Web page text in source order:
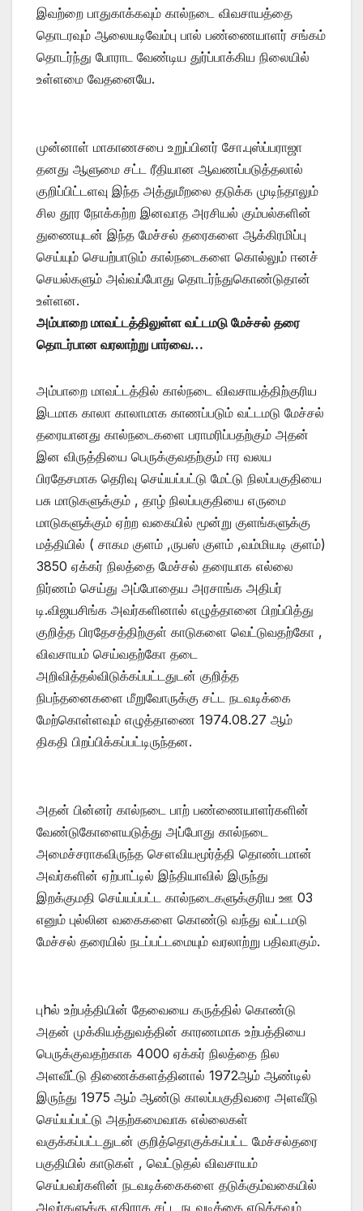
இவற்றை பாதுகாக்கவும் கால்நடை விவசாயத்தை
தொடரவும் ஆலையடிவேம்பு பால் பண்ணையாளர் சங்கம்
தொடர்ந்து போராட வேண்டிய துர்ப்பாக்கிய நிலையில்
உள்ளமை வேதனையே.
முன்னாள் மாகாணசபை உறுப்பினர் சோ.புஸ்ப்பராஜா
தனது ஆளுமை சட்ட ரீதியான ஆவணப்படுத்தலால்
குறிப்பிட்டளவு இந்த அத்துமீறலை தடுக்க முடிந்தாலும்
சில தூர நோக்கற்ற இனவாத அரசியல் கும்பல்களின்
துணையுடன் இந்த மேச்சல் தரைகளை ஆக்கிரமிப்பு
செய்யும் செயற்பாடும் கால்நடைகளை கொல்லும் ஈனச்
செயல்களும் அவ்வப்போது தொடர்ந்துகொண்டுதான்
உள்ளன.
அம்பாறை மாவட்டத்திலுள்ள வட்டமடு மேச்சல் தரை
தொடர்பான வரலாற்று பார்வை…
அம்பாறை மாவட்டத்தில் கால்நடை விவசாயத்திற்குரிய
இடமாக காலா காலாமாக காணப்படும் வட்டமடு மேச்சல்
தரையானது கால்நடைகளை பராமரிப்பதற்கும் அதன்
இன விருத்தியை பெருக்குவதற்கும் ஈர வலய
பிரதேசமாக தெரிவு செய்யப்பட்டு மேட்டு நிலப்பகுதியை
பசு மாடுகளுக்கும் , தாழ் நிலப்பகுதியை எருமை
மாடுகளுக்கும் ஏற்ற வகையில் மூன்று குளங்களுக்கு
மத்தியில் ( சாகம குளம் ,ருபஸ் குளம் ,வம்மியடி குளம்)
3850 ஏக்கர் நிலத்தை மேச்சல் தரையாக எல்லை
நிர்ணம் செய்து அப்போதைய அரசாங்க அதிபர்
டி.விஜயசிங்க அவர்களினால் எழுத்தானை பிறப்பித்து
குறித்த பிரதேசத்திற்குள் காடுகளை வெட்டுவதற்கோ ,
விவசாயம் செய்வதற்கோ தடை
அறிவித்தல்விடுக்கப்பட்டதுடன் குறித்த
நிபந்தனைகளை மீறுவோருக்கு சட்ட நடவடிக்கை
மேற்கொள்ளவும் எழுத்தாணை 1974.08.27 ஆம்
திகதி பிறப்பிக்கப்பட்டிருந்தன.
அதன் பின்னர் கால்நடை பாற் பண்ணையாளர்களின்
வேண்டுகோளையடுத்து அப்போது கால்நடை
அமைச்சராகவிருந்த சௌவியமூர்த்தி தொண்டமான்
அவர்களின் ஏற்பாட்டில் இந்தியாவில் இருந்து
இறக்குமதி செய்யப்பட்ட கால்நடைகளுக்குரிய ஊ 03
எனும் புல்லின வகைகளை கொண்டு வந்து வட்டமடு
மேச்சல் தரையில் நடப்பட்டமையும் வரலாற்று பதிவாகும்.
புhல் உற்பத்தியின் தேவையை கருத்தில் கொண்டு
அதன் முக்கியத்துவத்தின் காரணமாக உற்பத்தியை
பெருக்குவதற்காக 4000 ஏக்கர் நிலத்தை நில
அளவீட்டு திணைக்களத்தினால் 1972ஆம் ஆண்டில்
இருந்து 1975 ஆம் ஆண்டு காலப்பகுதிவரை அளவீடு
செய்யப்பட்டு அதற்கமைவாக எல்லைகள்
வகுக்கப்பட்டதுடன் குறித்தொகுக்கப்பட்ட மேச்சல்தரை
பகுதியில் காடுகள் , வெட்டுதல் விவசாயம்
செய்பவர்களின் நடவடிக்கைகளை தடுக்கும்வகையில்
அவர்களுக்கு எதிராக சட்ட நடவடிக்கை எடுக்கவும்